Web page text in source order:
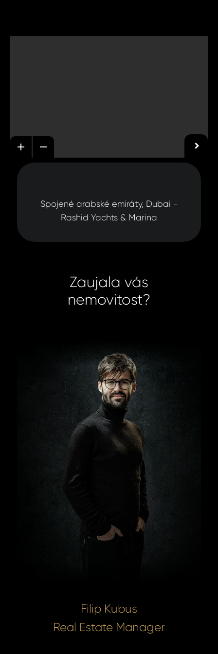
Spojené arabské emiráty, Dubai -
Rashid Yachts & Marina
Zaujala vás
nemovitost?
Filip Kubus
Real Estate Manager